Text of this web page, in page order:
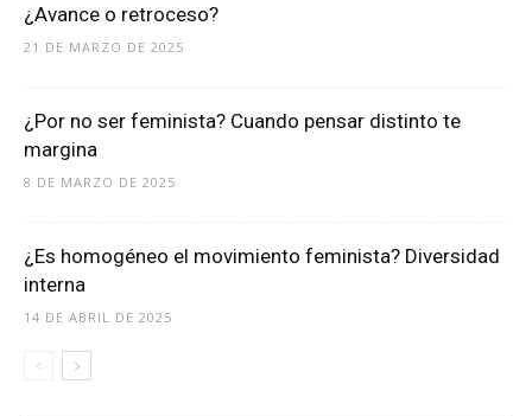
¿Avance o retroceso?
21 DE MARZO DE 2025
¿Por no ser feminista? Cuando pensar distinto te
margina
8 DE MARZO DE 2025
¿Es homogéneo el movimiento feminista? Diversidad
interna
14 DE ABRIL DE 2025